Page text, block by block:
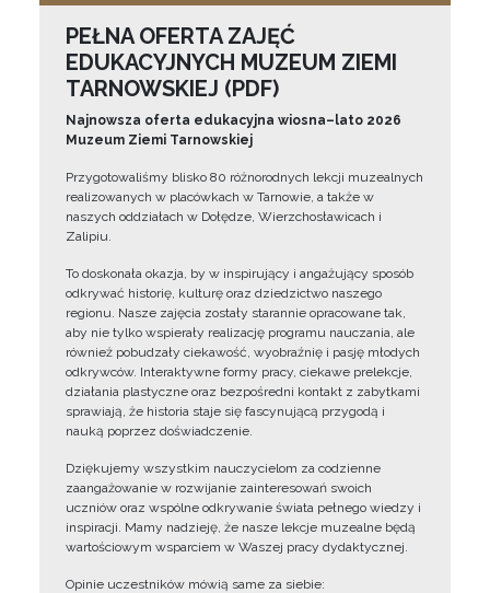
PEŁNA OFERTA ZAJĘĆ
EDUKACYJNYCH MUZEUM ZIEMI
TARNOWSKIEJ (PDF)
Najnowsza oferta edukacyjna wiosna–lato 2026
Muzeum Ziemi Tarnowskiej
Przygotowaliśmy blisko 80 różnorodnych lekcji muzealnych
realizowanych w placówkach w Tarnowie, a także w
naszych oddziałach w Dołędze, Wierzchosławicach i
Zalipiu.
To doskonała okazja, by w inspirujący i angażujący sposób
odkrywać historię, kulturę oraz dziedzictwo naszego
regionu. Nasze zajęcia zostały starannie opracowane tak,
aby nie tylko wspierały realizację programu nauczania, ale
również pobudzały ciekawość, wyobraźnię i pasję młodych
odkrywców. Interaktywne formy pracy, ciekawe prelekcje,
działania plastyczne oraz bezpośredni kontakt z zabytkami
sprawiają, że historia staje się fascynującą przygodą i
nauką poprzez doświadczenie.
Dziękujemy wszystkim nauczycielom za codzienne
zaangażowanie w rozwijanie zainteresowań swoich
uczniów oraz wspólne odkrywanie świata pełnego wiedzy i
inspiracji. Mamy nadzieję, że nasze lekcje muzealne będą
wartościowym wsparciem w Waszej pracy dydaktycznej.
Opinie uczestników mówią same za siebie: